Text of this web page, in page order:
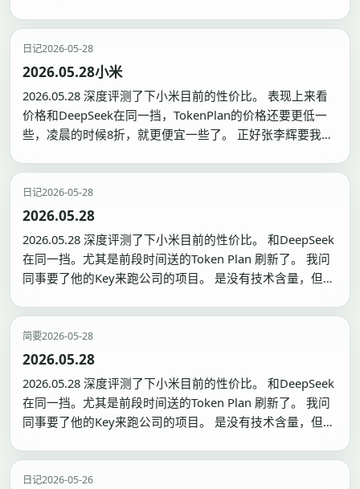
没有不在使用Agent的人了。即便是过去不做代码开发的
人。 200刀是一个很尴尬的价格。对于日常开支来说…
日记2026-05-28
2026.05.28小米
2026.05.28 深度评测了下小米目前的性价比。 表现上来看
价格和DeepSeek在同一挡，TokenPlan的价格还要更低一
些，凌晨的时候8折，就更便宜一些了。 正好张李辉要我把
急，加上小米送的Token Plan 刷新了，我就要了他的Key
来跑公司的任务。 事…
日记2026-05-28
2026.05.28
2026.05.28 深度评测了下小米目前的性价比。 和DeepSeek
在同一挡。尤其是前段时间送的Token Plan 刷新了。 我问
同事要了他的Key来跑公司的项目。 是没有技术含量，但超
作量异常巨大。 要是没有这个小米的这个Key，要我自费的
话，我断然是不肯把我…
简要2026-05-28
2026.05.28
2026.05.28 深度评测了下小米目前的性价比。 和DeepSeek
在同一挡。尤其是前段时间送的Token Plan 刷新了。 我问
同事要了他的Key来跑公司的项目。 是没有技术含量，但超
作量异常巨大。 要是没有这个小米的这个Key，要我自费的
话，我断然是不肯把我…
日记2026-05-26